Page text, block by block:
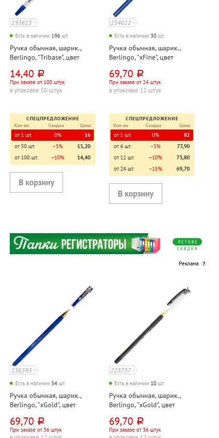
193615
Есть в наличии 196 шт.
Ручка обычная, шарик.,
Berlingo, "Tribase", цвет
линии 0,8мм, диаметр
шарика 1 мм, на масляной
основе, корпус прозрачный,
14,40 руб.
При заказе от 100 штук
в упаковке 50 штук
СПЕЦПРЕДЛОЖЕНИЕ
Кол-во
Скидка Цена
от 1 шт. 0%
16
от 50 шт.
−5%
15,20
от 100 шт.
−10% 14,40
234022
Есть в наличии 30 шт.
Ручка обычная, шарик.,
Berlingo, "xFine", цвет
линии 0,2мм, диаметр
шарика 0,3 мм, на
масляной основе, корпус
134мм
69,70 руб.
При заказе от 24 штук
в упаковке 12 штук
СПЕЦПРЕДЛОЖЕНИЕ
Кол-во
Скидка Цена
от 1 шт. 0%
82
от 6 шт.
−5%
77,90
от 12 шт.
−10%
73,80
от 24 шт.
−15% 69,70
Реклама
156593
Есть в наличии 54 шт.
Ручка обычная, шарик.,
Berlingo, "xGold", цвет
линии 0,5мм, диаметр
шарика 0,7 мм, с
69,70 руб.
При заказе от 36 штук
223757
Есть в наличии 10 шт.
Ручка обычная, шарик.,
Berlingo, "xGold", цвет
линии 0,5мм, диаметр
шарика 0,7 мм, с
69,70 руб.
При заказе от 36 штук